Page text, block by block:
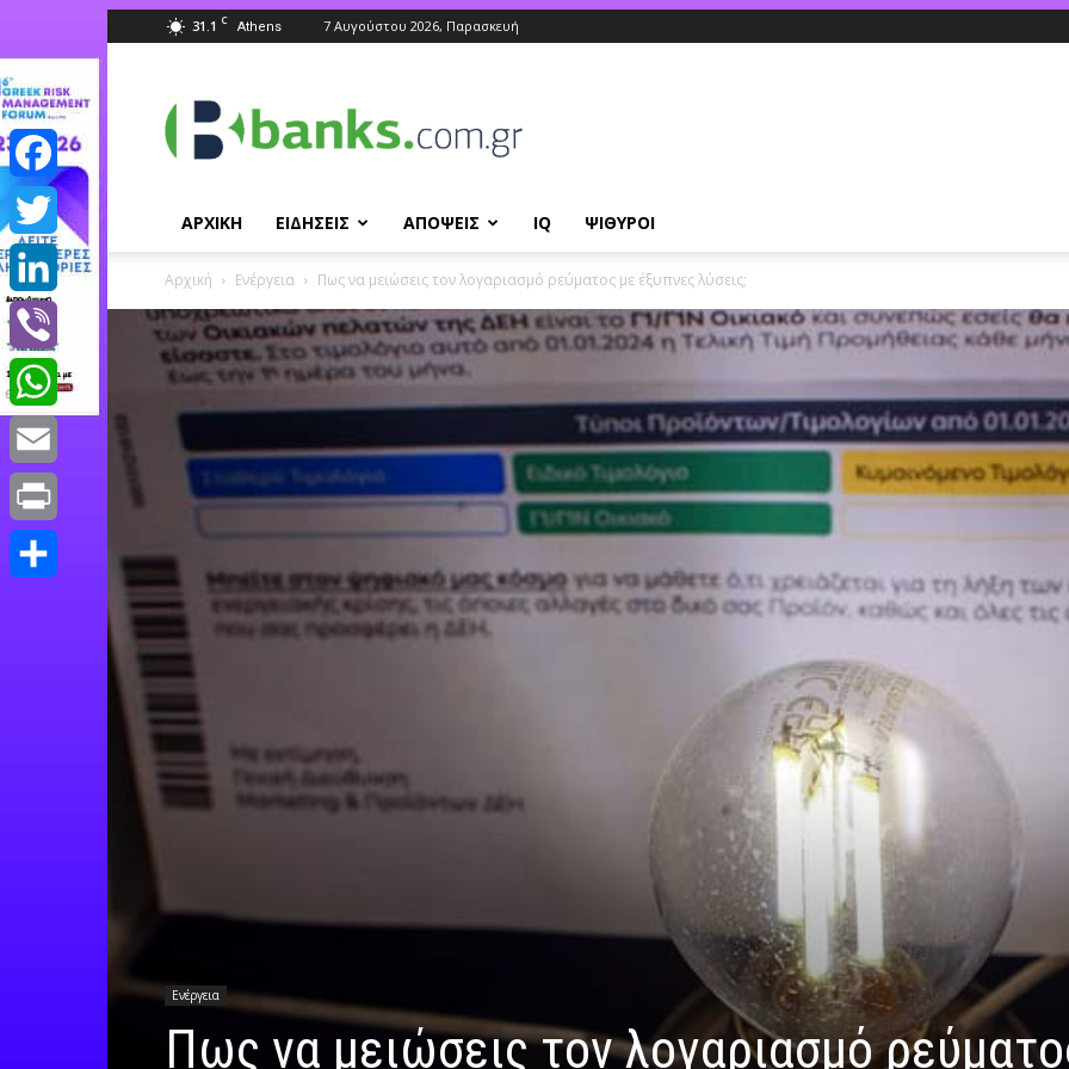
31.1 C Athens 7 Αυγούστου 2026, Παρασκευή
ΑΡΧΙΚΗ ΕΙΔΗΣΕΙΣ ΑΠΟΨΕΙΣ IQ ΨΙΘΥΡΟΙ
Αρχική Ενέργεια Πως να μειώσεις τον λογαριασμό ρεύματος με έξυπνες λύσεις;
Ενέργεια
Πως να μειώσεις τον λογαριασμό
Facebook
Twitter
LinkedIn
Viber
WhatsApp
Email
Print